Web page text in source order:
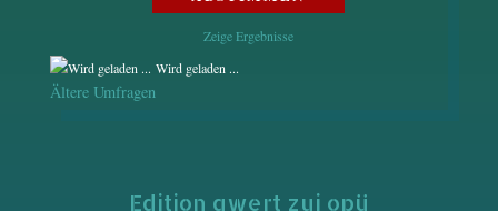
Zeige Ergebnisse
Wird geladen ...
Ältere Umfragen
Edition qwert zui opü